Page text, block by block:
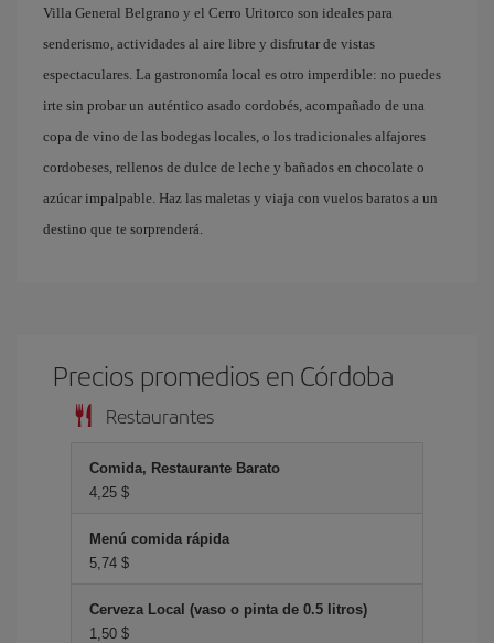
Villa General Belgrano y el Cerro Uritorco son ideales para
senderismo, actividades al aire libre y disfrutar de vistas
espectaculares. La gastronomía local es otro imperdible: no puedes
irte sin probar un auténtico asado cordobés, acompañado de una
copa de vino de las bodegas locales, o los tradicionales alfajores
cordobeses, rellenos de dulce de leche y bañados en chocolate o
azúcar impalpable. Haz las maletas y viaja con vuelos baratos a un
destino que te sorprenderá.
Precios promedios en Córdoba
Restaurantes
Comida, Restaurante Barato
4,25 $
Menú comida rápida
5,74 $
Cerveza Local (vaso o pinta de 0.5 litros)
1,50 $